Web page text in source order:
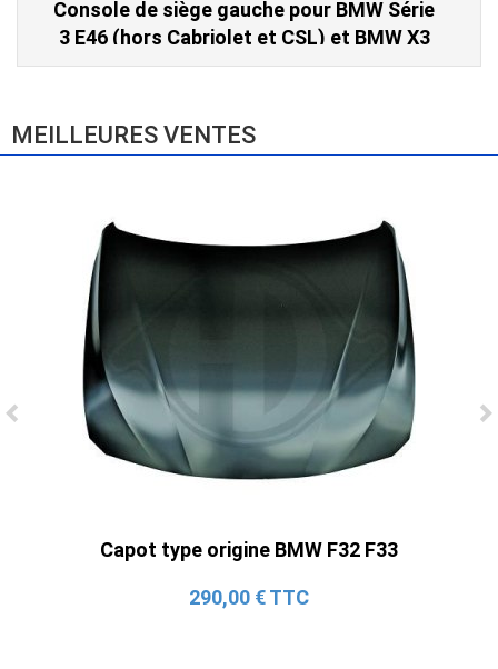
Ligne Cat-Back Active 4 Sorties avec
Tube en H pour Ford Mustang GT & V6
(2015-2023)
2 690,00 € TTC
Console de siège gauche pour BMW Série
3 E46 (hors Cabriolet et CSL) et BMW X3
E83 (2004-2010)
MEILLEURES VENTES
Capot type origine BMW F32 F33
290,00 € TTC